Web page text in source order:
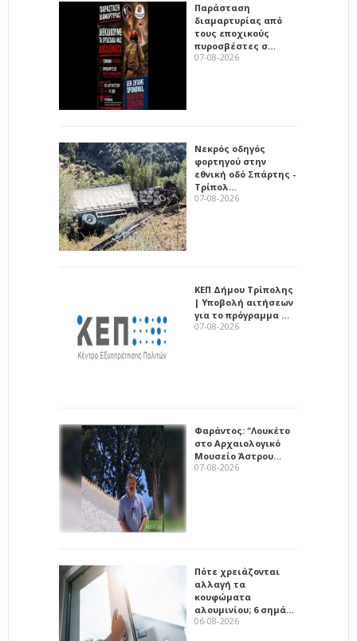
Παράσταση
διαμαρτυρίας από
τους εποχικούς
πυροσβέστες σ…
07-08-2026
Νεκρός οδηγός
φορτηγού στην
εθνική οδό Σπάρτης -
Τρίπολ…
07-08-2026
ΚΕΠ Δήμου Τρίπολης
| Υποβολή αιτήσεων
για το πρόγραμμα …
07-08-2026
Φαράντος: "Λουκέτο
στο Αρχαιολογικό
Μουσείο Άστρου…
07-08-2026
Πότε χρειάζονται
αλλαγή τα
κουφώματα
αλουμινίου; 6 σημά…
06-08-2026